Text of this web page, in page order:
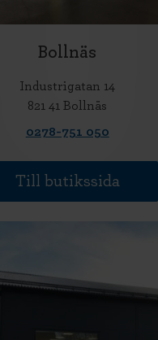
Bollnäs
Industrigatan 14
821 41 Bollnäs
0278-751 050
Till butikssida